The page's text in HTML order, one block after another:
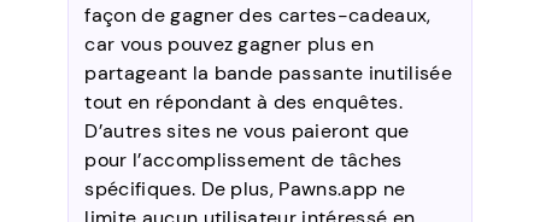
façon de gagner des cartes-cadeaux,
car vous pouvez gagner plus en
partageant la bande passante inutilisée
tout en répondant à des enquêtes.
D’autres sites ne vous paieront que
pour l’accomplissement de tâches
spécifiques. De plus, Pawns.app ne